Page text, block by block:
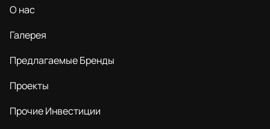
О нас
Галерея
Предлагаемые Бренды
Проекты
Прочие Инвестиции